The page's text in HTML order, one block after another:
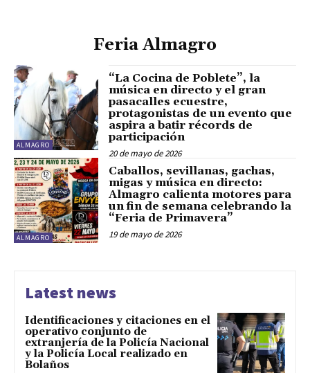
Feria Almagro
ALMAGRO
“La Cocina de Poblete”, la
música en directo y el gran
pasacalles ecuestre,
protagonistas de un evento que
aspira a batir récords de
participación
20 de mayo de 2026
ALMAGRO
Caballos, sevillanas, gachas,
migas y música en directo:
Almagro calienta motores para
un fin de semana celebrando la
“Feria de Primavera”
19 de mayo de 2026
Latest news
Identificaciones y citaciones en el
operativo conjunto de
extranjería de la Policía Nacional
y la Policía Local realizado en
Bolaños